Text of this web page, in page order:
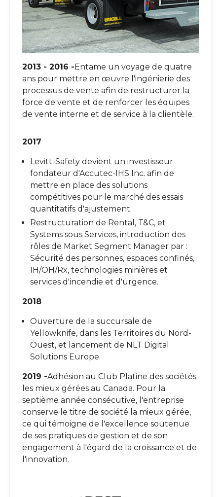
2013 - 2016 -Entame un voyage de quatre
ans pour mettre en œuvre l'ingénierie des
processus de vente afin de restructurer la
force de vente et de renforcer les équipes
de vente interne et de service à la clientèle.
2017
Levitt-Safety devient un investisseur
fondateur d'Accutec-IHS Inc. afin de
mettre en place des solutions
compétitives pour le marché des essais
quantitatifs d'ajustement.
Restructuration de Rental, T&C, et
Systems sous Services, introduction des
rôles de Market Segment Manager par :
Sécurité des personnes, espaces confinés,
IH/OH/Rx, technologies minières et
services d'incendie et d'urgence.
2018
Ouverture de la succursale de
Yellowknife, dans les Territoires du Nord-
Ouest, et lancement de NLT Digital
Solutions Europe.
2019 -Adhésion au Club Platine des sociétés
les mieux gérées au Canada. Pour la
septième année consécutive, l'entreprise
conserve le titre de société la mieux gérée,
ce qui témoigne de l'excellence soutenue
de ses pratiques de gestion et de son
engagement à l'égard de la croissance et de
l'innovation.